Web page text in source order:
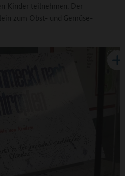
Kinder teilnehmen. Der
zum Obst- und Gemüse-